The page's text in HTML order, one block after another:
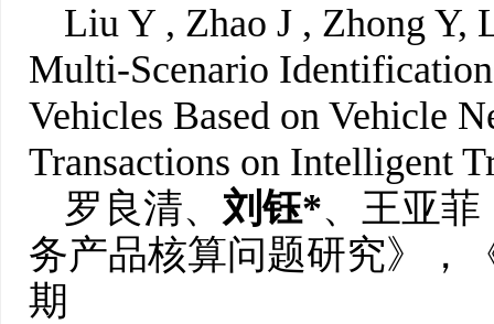
Liu Y , Zhao J , Zhong Y,
Multi-Scenario
Vehicles Based on Vehicle
Transactions on Intelligent
罗良清、 刘钰*、王亚菲
务产品核算问题研究》，
期